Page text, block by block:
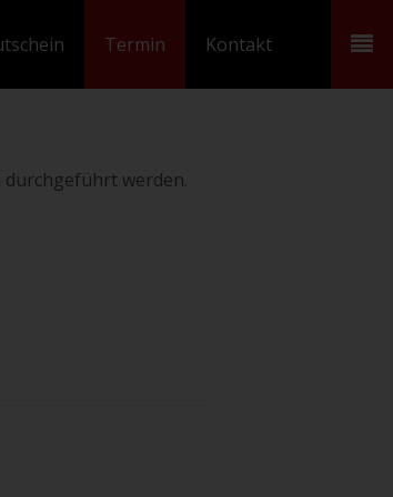
Termin Kontakt
werden.